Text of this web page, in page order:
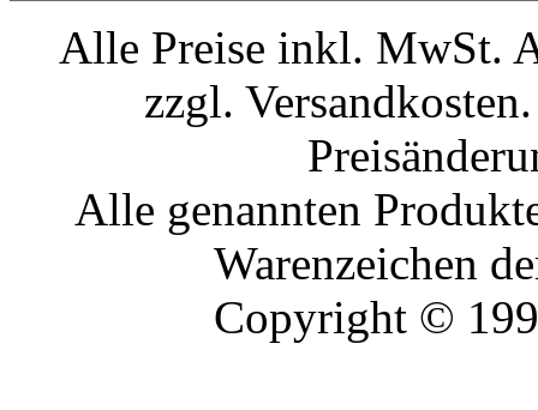
Alle Preise inkl. MwSt.
zzgl.
Alle genannten
Warenzeichen
Copyright ©